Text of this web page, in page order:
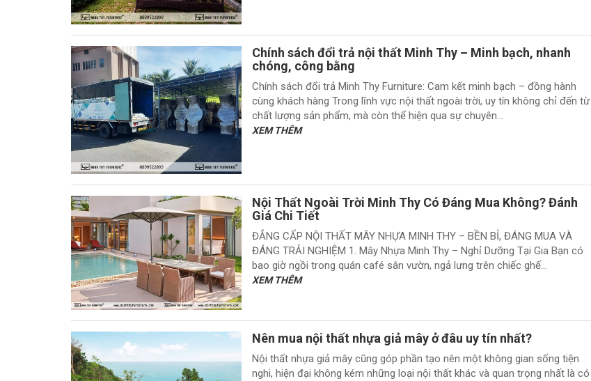
Chính sách đổi trả nội thất Minh Thy – Minh bạch, nhanh
chóng, công bằng
Chính sách đổi trả Minh Thy Furniture: Cam kết minh bạch – đồng hành
cùng khách hàng Trong lĩnh vực nội thất ngoài trời, uy tín không chỉ đến từ
chất lượng sản phẩm, mà còn thể hiện qua sự chuyên...
XEM THÊM
Nội Thất Ngoài Trời Minh Thy Có Đáng Mua Không? Đánh
Giá Chi Tiết
ĐẲNG CẤP NỘI THẤT MÂY NHỰA MINH THY – BỀN BỈ, ĐÁNG MUA VÀ
ĐÁNG TRẢI NGHIỆM 1. Mây Nhựa Minh Thy – Nghỉ Dưỡng Tại Gia Bạn có
bao giờ ngồi trong quán café sân vườn, ngả lưng trên chiếc ghế...
XEM THÊM
Nên mua nội thất nhựa giả mây ở đâu uy tín nhất?
Nội thất nhựa giả mây cũng góp phần tạo nên một không gian sống tiện
nghi, hiện đại không kém những loại nội thất khác và quan trọng nhất là có